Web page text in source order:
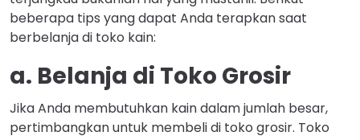
beberapa tips yang dapat Anda terapkan saat
berbelanja di toko kain:
a. Belanja di Toko Grosir
Jika Anda membutuhkan kain dalam jumlah besar,
pertimbangkan untuk membeli di toko grosir. Toko